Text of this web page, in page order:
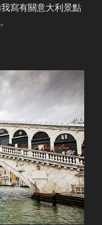
寫有關意大利景點